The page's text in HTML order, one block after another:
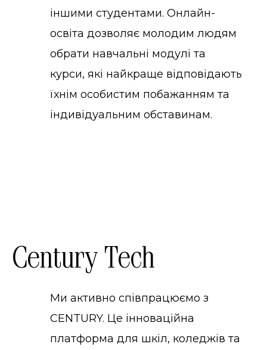
іншими студентами. Онлайн-
освіта дозволяє молодим людям
обрати навчальні модулі та
курси, які найкраще відповідають
їхнім особистим побажанням та
індивідуальним обставинам.
Century Tech
Ми активно співпрацюємо з
CENTURY. Це інноваційна
платформа для шкіл, коледжів та